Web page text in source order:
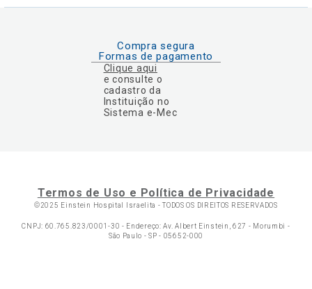
Compra segura
Formas de pagamento
Clique aqui
e consulte o
cadastro da
Instituição no
Sistema e-Mec
Termos de Uso e Política de Privacidade
©2025 Einstein Hospital Israelita -TODOS OS DIREITOS RESERVADOS
CNPJ: 60.765.823/0001-30 - Endereço: Av. Albert Einstein, 627 - Morumbi -
São Paulo - SP - 05652-000